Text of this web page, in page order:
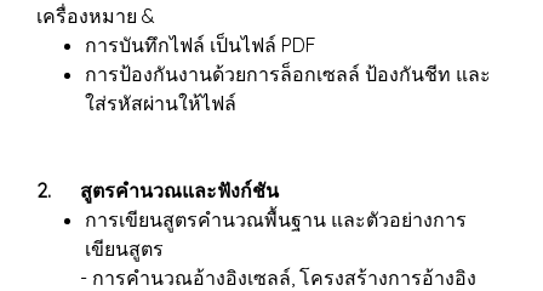
เครื่องหมาย &
การบันทึกไฟล์ เป็นไฟล์ PDF
การป้องกันงานด้วยการล็อกเซลล์ ป้องกันชีท และ
ใส่รหัสผ่านให้ไฟล์
2. สูตรคำนวณและฟังก์ชัน
การเขียนสูตรคำนวณพื้นฐาน และตัวอย่างการ
เขียนสูตร
- การคำนวณอ้างอิงเซลล์, โครงสร้างการอ้างอิง